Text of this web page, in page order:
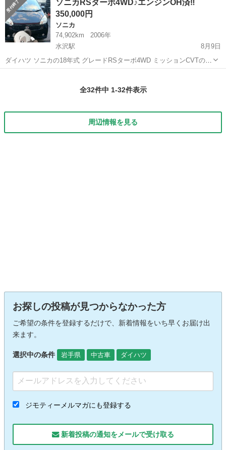
HDDナビ 4WD ETC付き 通勤に使用しているため、距離はの...
ソニカRSターボ4WD♪エンジンOH済‼
350,000円
ソニカ
74,902km
2006年
水沢駅
8月9日
ダイハツ ソニカの18年式 グレードRSターボ4WD ミッションCVTのマ
ニュアルモード装着車 メーターは80000㎞ですが去年エンジンオーバ
全32件中 1-32件表示
周辺情報を見る
お探しの投稿が見つからなかった方
ご希望の条件を登録するだけで、新着情報をいち早くお届け出
来ます。
選択中の条件 岩手県 中古車 ダイハツ
ジモティーメルマガにも登録する
新着投稿の通知をメールで受け取る